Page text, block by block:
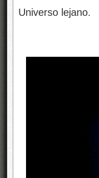
Universo lejano.